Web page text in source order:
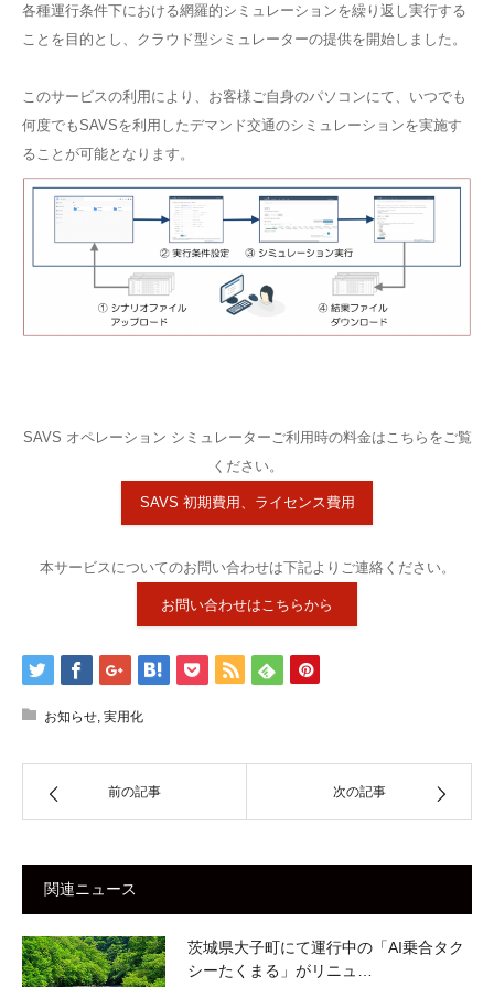
各種運行条件下における網羅的シミュレーションを繰り返し実行する
ことを目的とし、クラウド型シミュレーターの提供を開始しました。
このサービスの利用により、お客様ご自身のパソコンにて、いつでも
何度でもSAVSを利用したデマンド交通のシミュレーションを実施す
ることが可能となります。
SAVS オペレーション シミュレーターご利用時の料金はこちらをご覧
ください。
SAVS 初期費用、ライセンス費用
本サービスについてのお問い合わせは下記よりご連絡ください。
お問い合わせはこちらから
お知らせ, 実用化
前の記事 次の記事
関連ニュース
茨城県大子町にて運行中の「AI乗合タク
シーたくまる」がリニュ…